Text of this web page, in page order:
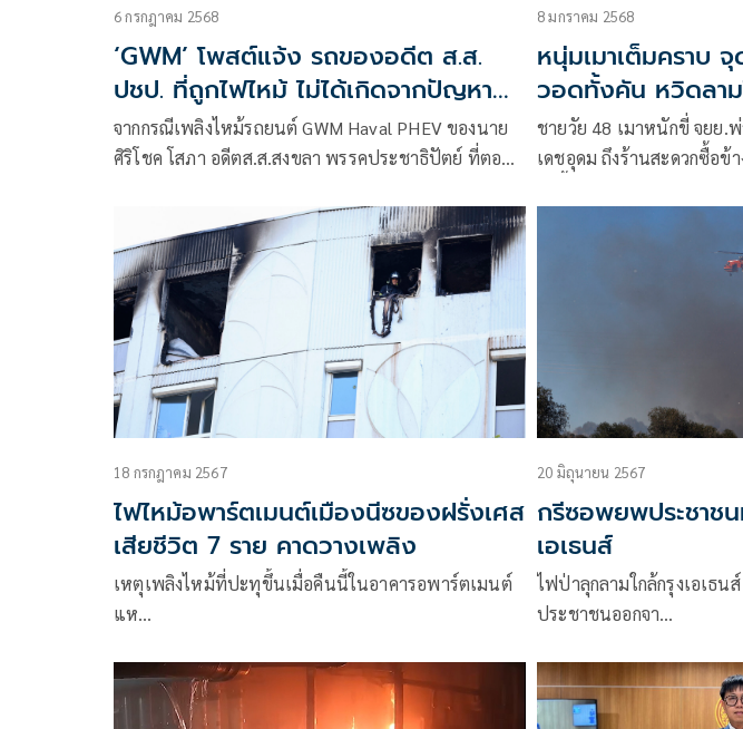
6 กรกฎาคม 2568
‘GWM’ โพสต์แจ้ง รถของอดีต ส.ส.
ปชป. ที่ถูกไฟไหม้ ไม่ได้เกิดจากปัญหา
จากความบกพร่องของรถ
จากกรณีเพลิงไหม้รถยนต์ GWM Haval PHEV ของนาย
ศิริโชค โสภา อดีตส.ส.สงขลา พรรคประชาธิปัตย์ ที่ตอน
8 มกราคม 2568
หนุ่มเมาเต็มคราบ
วอดทั้งคัน หวิดลา
ชายวัย 48 เมาหนักขี่ จยย.
เดชอุดม ถึงร้านสะดวกซื้อข้
18 กรกฎาคม 2567
ไฟไหม้อพาร์ตเมนต์เมืองนีซของฝรั่งเศส
เสียชีวิต 7 ราย คาดวางเพลิง
เหตุเพลิงไหม้ที่ปะทุขึ้นเมื่อคืนนี้ในอาคารอพาร์ตเมนต์
แห…
20 มิถุนายน 2567
กรีซอพยพประชาช
เอเธนส์
ไฟป่าลุกลามใกล้กรุงเอเธน
ประชาชนออกจา…